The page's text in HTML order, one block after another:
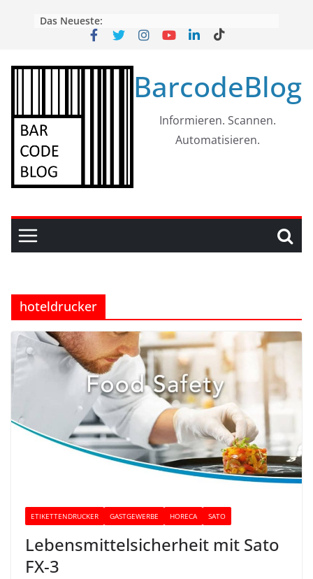
Das Neueste:
BarcodeBlog
Informieren. Scannen.
Automatisieren.
hoteldrucker
ETIKETTENDRUCKER GASTGEWERBE HORECA SATO
Lebensmittelsicherheit mit Sato
FX-3